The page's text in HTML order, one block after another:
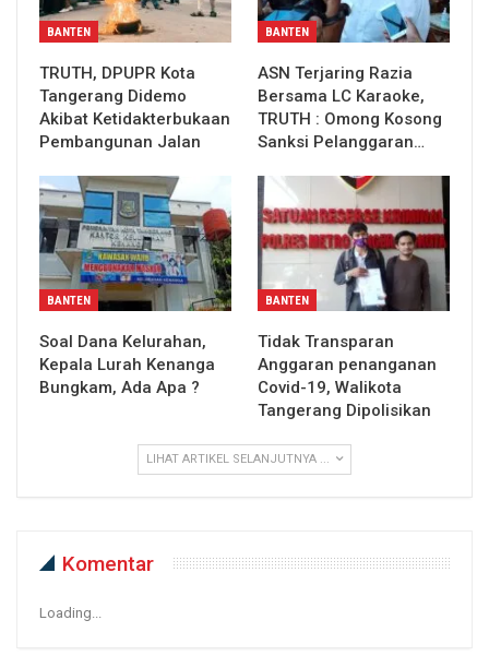
BANTEN
TRUTH, DPUPR Kota
Tangerang Didemo
Akibat Ketidakterbukaan
Pembangunan Jalan
BANTEN
ASN Terjaring Razia
Bersama LC Karaoke,
TRUTH : Omong Kosong
Sanksi Pelanggaran…
BANTEN
Soal Dana Kelurahan,
Kepala Lurah Kenanga
Bungkam, Ada Apa ?
BANTEN
Tidak Transparan
Anggaran penanganan
Covid-19, Walikota
Tangerang Dipolisikan
LIHAT ARTIKEL SELANJUTNYA ...
Komentar
Loading...